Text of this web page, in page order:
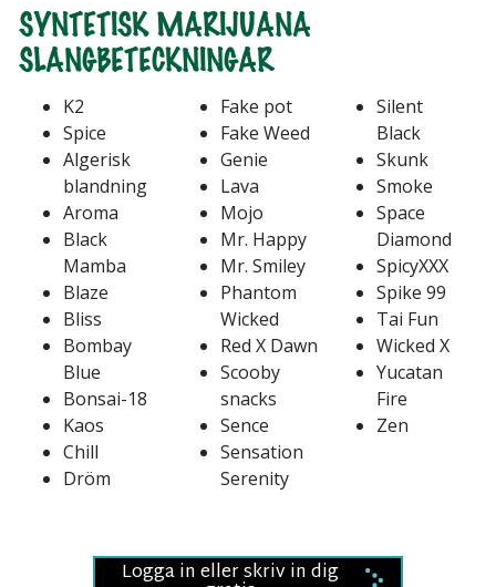
SYNTETISK MARIJUANA
SLANGBETECKNINGAR
K2
Spice
Algerisk
blandning
Aroma
Black
Mamba
Blaze
Bliss
Bombay
Blue
Bonsai-18
Kaos
Chill
Dröm
Fake pot
Fake Weed
Genie
Lava
Mojo
Mr. Happy
Mr. Smiley
Phantom
Wicked
Red X Dawn
Scooby
snacks
Sence
Sensation
Serenity
Silent
Black
Skunk
Smoke
Space
Diamond
SpicyXXX
Spike 99
Tai Fun
Wicked X
Yucatan
Fire
Zen
Logga in eller skriv in dig